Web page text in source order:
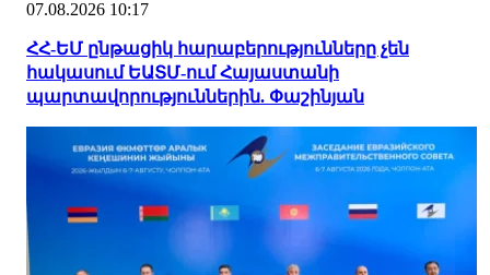
07.08.2026 10:17
ՀՀ-ԵՄ ընթացիկ հարաբերությունները չեն
հակասում ԵԱՏՄ-ում Հայաստանի
պարտավորություններին. Փաշինյան